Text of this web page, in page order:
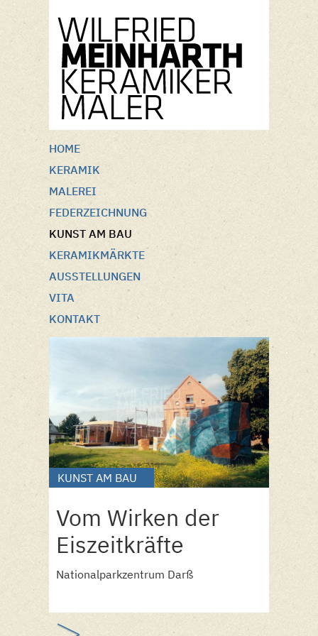
HOME
KERAMIK
MALEREI
FEDERZEICHNUNG
KUNST AM BAU
KERAMIKMÄRKTE
AUSSTELLUNGEN
VITA
KONTAKT
KUNST AM BAU
Vom Wirken der
Eiszeitkräfte
Nationalparkzentrum Darß